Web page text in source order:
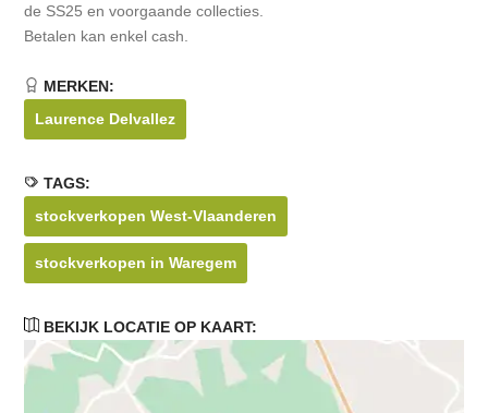
de SS25 en voorgaande collecties.
Betalen kan enkel cash.
MERKEN:
Laurence Delvallez
TAGS:
stockverkopen West-Vlaanderen
stockverkopen in Waregem
BEKIJK LOCATIE OP KAART: